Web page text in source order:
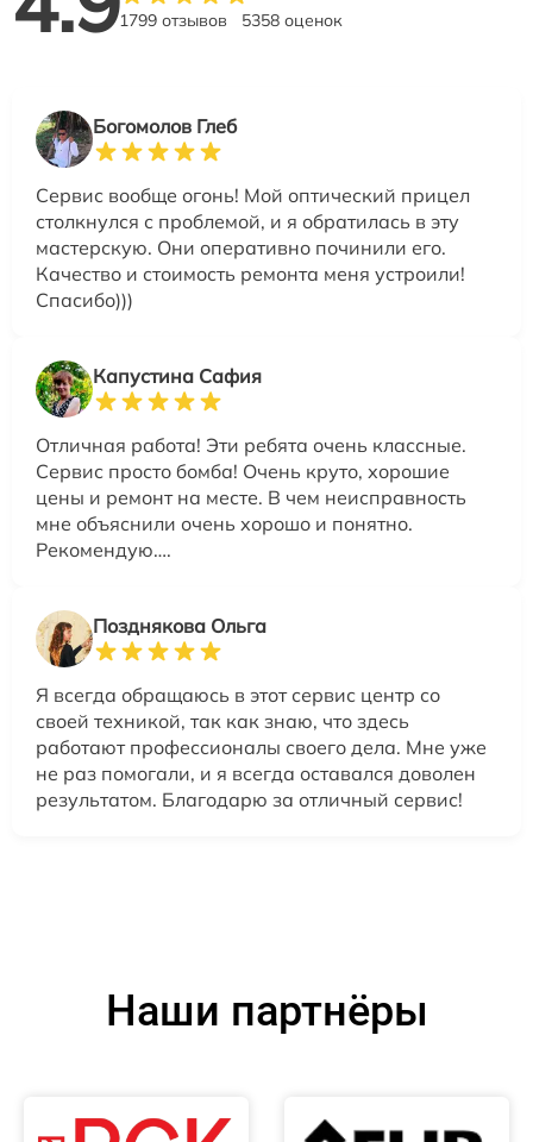
1799 отзывов 5358 оценок
Богомолов Глеб
Сервис вообще огонь! Мой оптический прицел
столкнулся с проблемой, и я обратилась в эту
мастерскую. Они оперативно починили его.
Качество и стоимость ремонта меня устроили!
Спасибо)))
Капустина Сафия
Отличная работа! Эти ребята очень классные.
Сервис просто бомба! Очень круто, хорошие
цены и ремонт на месте. В чем неисправность
мне объяснили очень хорошо и понятно.
Рекомендую….
Позднякова Ольга
Я всегда обращаюсь в этот сервис центр со
своей техникой, так как знаю, что здесь
работают профессионалы своего дела. Мне уже
не раз помогали, и я всегда оставался доволен
результатом. Благодарю за отличный сервис!
Наши партнёры